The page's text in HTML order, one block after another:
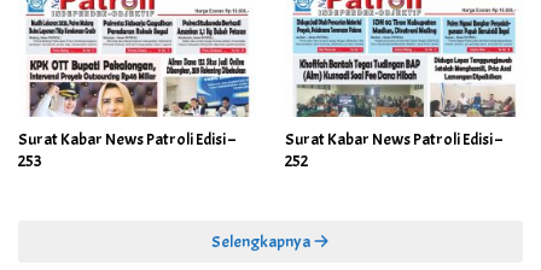
Surat Kabar News Patroli Edisi –
253
Surat Kabar News Patroli Edisi –
252
Selengkapnya